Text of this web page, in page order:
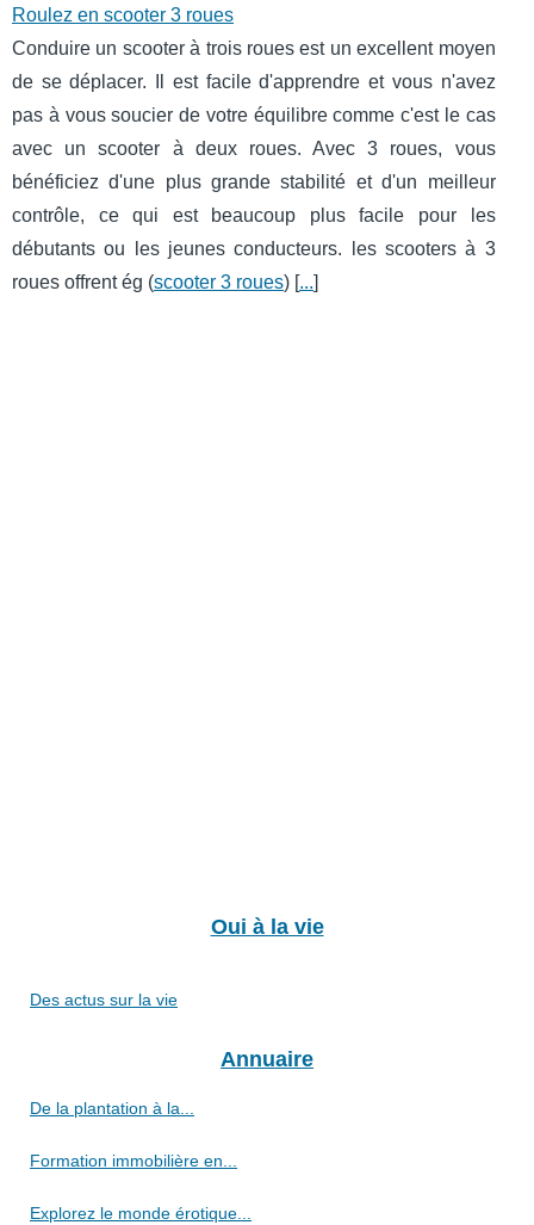
Roulez en scooter 3 roues
Conduire un scooter à trois roues est un excellent moyen
de se déplacer. Il est facile d'apprendre et vous n'avez
pas à vous soucier de votre équilibre comme c'est le cas
avec un scooter à deux roues. Avec 3 roues, vous
bénéficiez d'une plus grande stabilité et d'un meilleur
contrôle, ce qui est beaucoup plus facile pour les
débutants ou les jeunes conducteurs. les scooters à 3
roues offrent ég (scooter 3 roues) [...]
Oui à la vie
Des actus sur la vie
Annuaire
De la plantation à la...
Formation immobilière en...
Explorez le monde érotique...